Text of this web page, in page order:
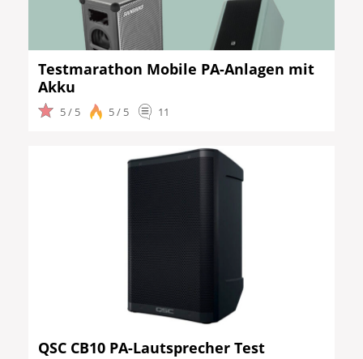
Testmarathon Mobile PA-Anlagen mit
Akku
5 / 5 5 / 5 11
QSC CB10 PA-Lautsprecher Test